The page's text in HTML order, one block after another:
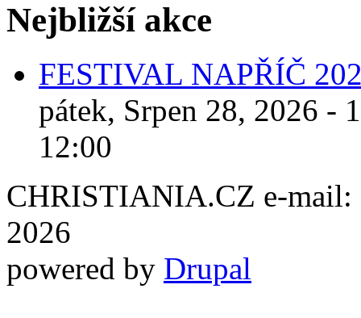
Nejbližší akce
FESTIVAL NAPŘÍČ
pátek, Srpen 28, 2026 -
12:00
CHRISTIANIA.CZ e-mail:
2026
powered by Drupal